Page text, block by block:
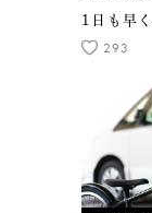
1日も早く
293